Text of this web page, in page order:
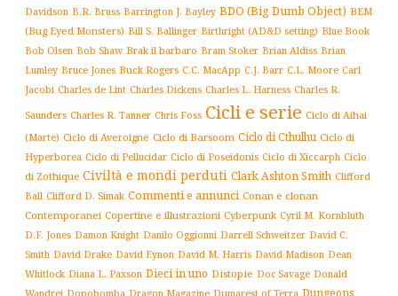
Davidson B.R. Bruss Barrington J. Bayley BDO (Big Dumb Object) BEM
(Bug Eyed Monsters) Bill S. Ballinger Birthright (AD&D setting) Blue Book
Bob Olsen Bob Shaw Brak il barbaro Bram Stoker Brian Aldiss Brian
Lumley Bruce Jones Buck Rogers C.C. MacApp C.J. Barr C.L. Moore Carl
Jacobi Charles de Lint Charles Dickens Charles L. Harness Charles R.
Saunders Charles R. Tanner Chris Foss Cicli e serie Ciclo di Aihai
(Marte) Ciclo di Averoigne Ciclo di Barsoom Ciclo di Cthulhu Ciclo di
Hyperborea Ciclo di Pellucidar Ciclo di Poseidonis Ciclo di Xiccarph Ciclo
di Zothique Civiltà e mondi perduti Clark Ashton Smith Clifford
Ball Clifford D. Simak Commenti e annunci Conan e clonan
Contemporanei Copertine e illustrazioni Cyberpunk Cyril M. Kornbluth
D.F. Jones Damon Knight Danilo Oggionni Darrell Schweitzer David C.
Smith David Drake David Eynon David M. Harris David Madison Dean
Whitlock Diana L. Paxson Dieci in uno Distopie Doc Savage Donald
Wandrei Dopobomba Dragon Magazine Dumarest of Terra Dungeons